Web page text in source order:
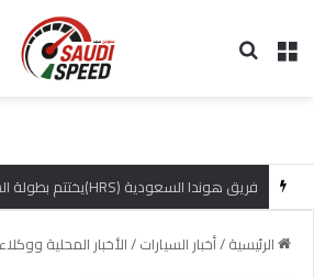
القائمة
الرئيسية/أخبار السيارات/الأخبار المحلية